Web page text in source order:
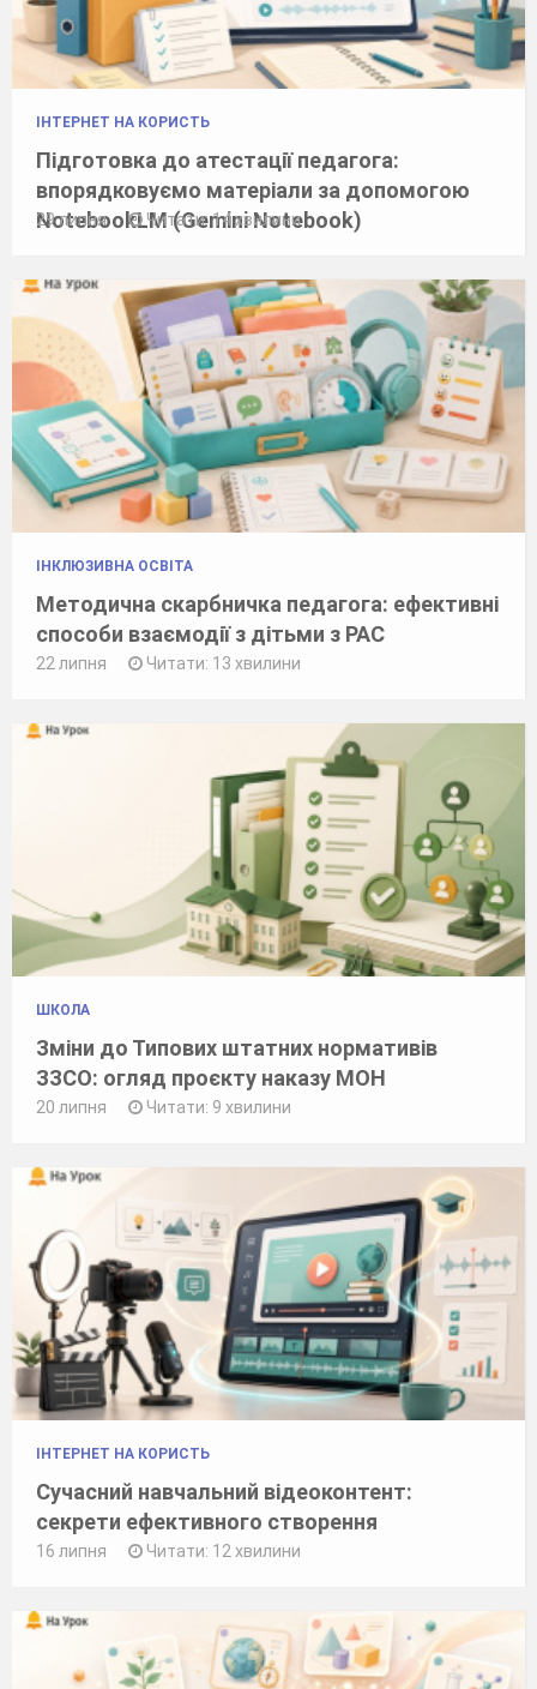
ІНТЕРНЕТ НА КОРИСТЬ
Підготовка до атестації педагога:
впорядковуємо матеріали за допомогою
NotebookLM (Gemini Notebook)
29 липня Читати: 14 хвилини
ІНКЛЮЗИВНА ОСВІТА
Методична скарбничка педагога: ефективні
способи взаємодії з дітьми з РАС
22 липня Читати: 13 хвилини
ШКОЛА
Зміни до Типових штатних нормативів
ЗЗСО: огляд проєкту наказу МОН
20 липня Читати: 9 хвилини
ІНТЕРНЕТ НА КОРИСТЬ
Сучасний навчальний відеоконтент:
секрети ефективного створення
16 липня Читати: 12 хвилини